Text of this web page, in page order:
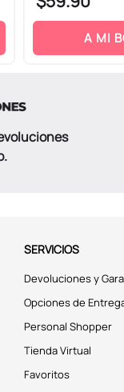
A MI
SERVICIOS
Devoluciones y
Opciones de
Personal Shopper
Tienda Virtual
Favoritos